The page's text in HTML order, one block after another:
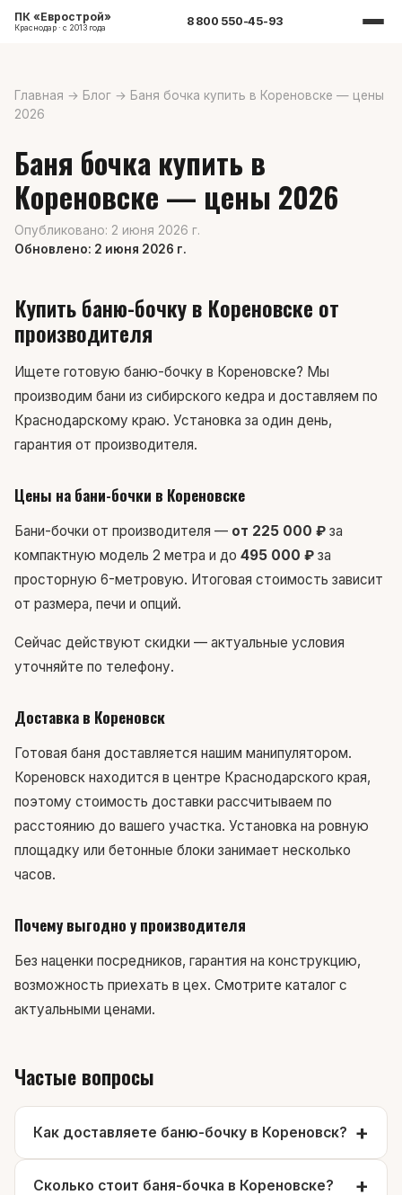
ПК «Еврострой»
Краснодар · с 2013 года 8 800 550-45-93
Главная → Блог → Баня бочка купить в Кореновске — цены
2026
Баня бочка купить в
Кореновске — цены 2026
Опубликовано: 2 июня 2026 г.
Обновлено: 2 июня 2026 г.
Купить баню-бочку в Кореновске от
производителя
Ищете готовую баню-бочку в Кореновске? Мы
производим бани из сибирского кедра и доставляем по
Краснодарскому краю. Установка за один день,
гарантия от производителя.
Цены на бани-бочки в Кореновске
Бани-бочки от производителя — от 225 000 ₽ за
компактную модель 2 метра и до 495 000 ₽ за
просторную 6-метровую. Итоговая стоимость зависит
от размера, печи и опций.
Сейчас действуют скидки — актуальные условия
уточняйте по телефону.
Доставка в Кореновск
Готовая баня доставляется нашим манипулятором.
Кореновск находится в центре Краснодарского края,
поэтому стоимость доставки рассчитываем по
расстоянию до вашего участка. Установка на ровную
площадку или бетонные блоки занимает несколько
часов.
Почему выгодно у производителя
Без наценки посредников, гарантия на конструкцию,
возможность приехать в цех. Смотрите каталог с
актуальными ценами.
Частые вопросы
Как доставляете баню-бочку в Кореновск?
Сколько стоит баня-бочка в Кореновске?